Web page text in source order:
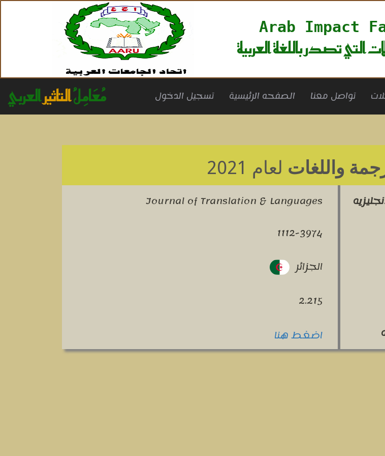
Arab Impact
التي تصدر باللغة العربية
مُعَامِلُالتاثيرالعربي تسجيل الدخول الصفحه الرئيسية تواصل معنا
واللغات لعام 2021
Journal of Translation & Languages
1112-3974
الجزائر
2.215
اضغط هنا